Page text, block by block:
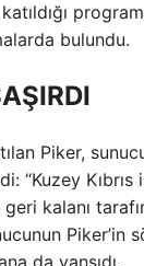
bulundu.
Piker,
“Kuzey Kıbrıs
kalanı
Piker’in
da yansıdı.